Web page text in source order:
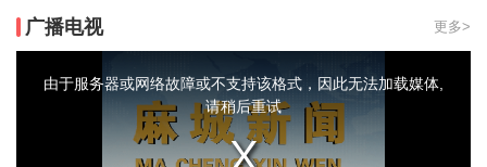
广播电视 更多>
modal由于服务器或网络故障或不支持该格式，因此无法加载媒体,
请稍后重试